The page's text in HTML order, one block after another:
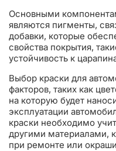
Основными
являются пигменты,
добавки, которые
свойства покрытия,
устойчивость к
Выбор краски для
факторов, таких как
на которую будет
эксплуатации
краски необходимо
другими материалами,
при ремонте или